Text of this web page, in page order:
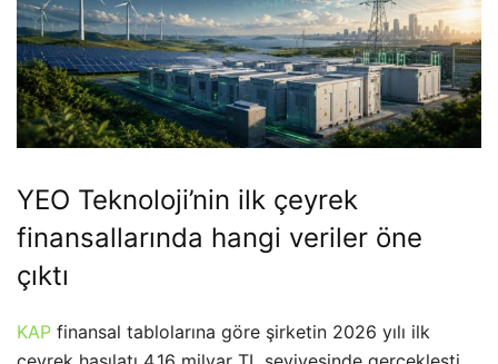
YEO Teknoloji’nin ilk çeyrek
finansallarında hangi veriler öne
çıktı
KAP finansal tablolarına göre şirketin 2026 yılı ilk